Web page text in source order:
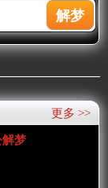
更多 >>
解梦